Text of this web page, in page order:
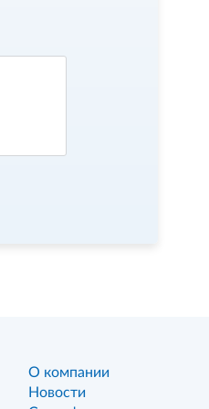
О компании
Новости